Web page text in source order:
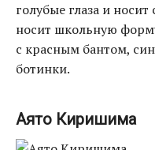
голубые глаза и
носит школьную
с красным бантом,
ботинки.
Аято Киришима